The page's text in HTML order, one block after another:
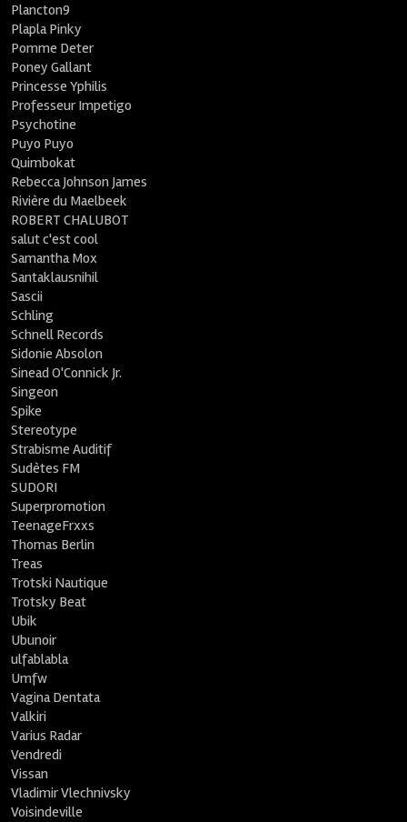
Plancton9
Plapla Pinky
Pomme Deter
Poney Gallant
Princesse Yphilis
Professeur Impetigo
Psychotine
Puyo Puyo
Quimbokat
Rebecca Johnson James
Rivière du Maelbeek
ROBERT CHALUBOT
salut c'est cool
Samantha Mox
Santaklausnihil
Sascii
Schling
Schnell Records
Sidonie Absolon
Sinead O'Connick Jr.
Singeon
Spike
Stereotype
Strabisme Auditif
Sudètes FM
SUDORI
Superpromotion
TeenageFrxxs
Thomas Berlin
Treas
Trotski Nautique
Trotsky Beat
Ubik
Ubunoir
ulfablabla
Umfw
Vagina Dentata
Valkiri
Varius Radar
Vendredi
Vissan
Vladimir Vlechnivsky
Voisindeville